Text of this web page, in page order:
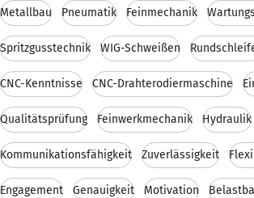
Metallbau Pneumatik Feinmechanik
Spritzgusstechnik WIG-Schweißen
CNC-Kenntnisse CNC-Drahterodiermaschine
Qualitätsprüfung Feinwerkmechanik Hydraulik
Kommunikationsfähigkeit Zuverlässigkeit
Engagement Genauigkeit Motivation